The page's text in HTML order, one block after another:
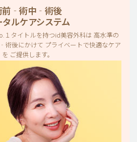
前‐術中‐術後
タルケアシステム
１タイトルを持つid美容外科は 高水準の
後にかけて プライベートで快適なケア
を ご提供します。